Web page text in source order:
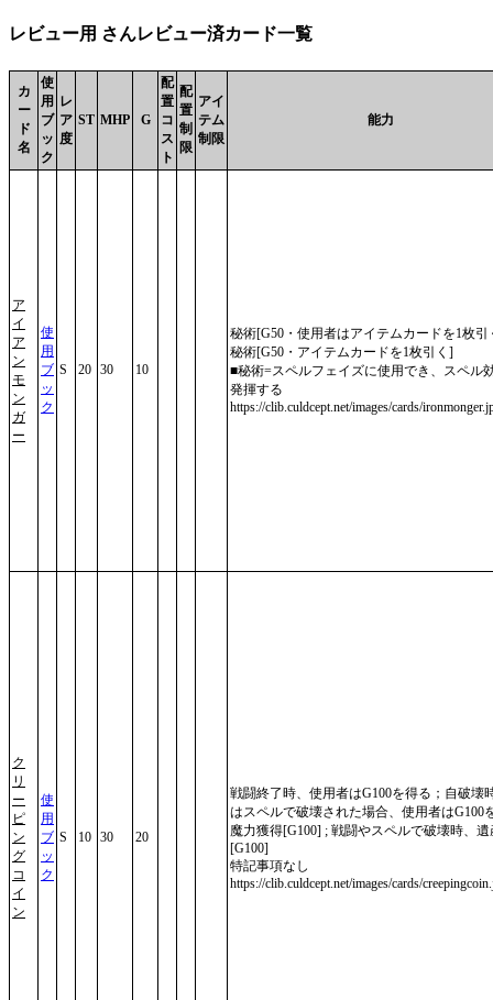
レビュー用 さんレビュー済カード一覧
カ
ー
ド
名
使
用
ブ
ッ
ク
レ
ア
度
ST MHP G
配
置
コ
ス
ト
配
置
制
限
アイ
テム
制限
能力
ア
イ
ア
ン
モ
ン
ガ
ー
使
用
ブ
ッ
ク
S 20 30 10
秘術[G50・使用者はアイテムカードを1枚引
秘術[G50・アイテムカードを1枚引く]
■秘術=スペルフェイズに使用でき、スペル
発揮する
https://clib.culdcept.net/images/cards/
ク
リ
ー
ピ
ン
グ
コ
イ
ン
使
用
ブ
ッ
ク
S 10 30 20
戦闘終了時、使用者はG100を得る；自破壊
はスペルで破壊された場合、使用者はG100
魔力獲得[G100] ; 戦闘やスペルで破壊時、遺
[G100]
特記事項なし
https://clib.culdcept.net/images/cards/